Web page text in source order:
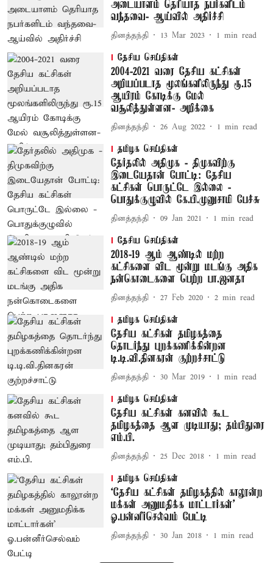
அடையாளம் தெரியாத நபர்களிடம்
வந்தவை- ஆய்வில் அதிர்ச்சி
தினத்தந்தி 13 Mar 2023 1 min read
தேசிய செய்திகள்
2004-2021 வரை தேசிய கட்சிகள்
அறியப்படாத மூலங்களிலிருந்து ரூ.15
ஆயிரம் கோடிக்கு மேல்
வசூலித்துள்ளன- அறிக்கை
தினத்தந்தி 26 Aug 2022 1 min read
தமிழக செய்திகள்
தேர்தலில் அதிமுக - திமுகவிற்கு
இடையேதான் போட்டி: தேசிய
கட்சிகள் பொருட்டே இல்லை -
பொதுக்குழுவில் கே.பி.முனுசாமி பேச்சு
தினத்தந்தி 09 Jan 2021 1 min read
தேசிய செய்திகள்
2018-19 ஆம் ஆண்டில் மற்ற
கட்சிகளை விட மூன்று மடங்கு அதிக
நன்கொடைகளை பெற்ற பா.ஜனதா
தினத்தந்தி 27 Feb 2020 2 min read
தமிழக செய்திகள்
தேசிய கட்சிகள் தமிழகத்தை
தொடர்ந்து புறக்கணிக்கின்றன
டி.டி.வி.தினகரன் குற்றச்சாட்டு
தினத்தந்தி 30 Mar 2019 1 min read
தமிழக செய்திகள்
தேசிய கட்சிகள் கனவில் கூட
தமிழகத்தை ஆள முடியாது; தம்பிதுரை
எம்.பி.
தினத்தந்தி 25 Dec 2018 1 min read
தமிழக செய்திகள்
‘தேசிய கட்சிகள் தமிழகத்தில் காலூன்ற
மக்கள் அனுமதிக்க மாட்டார்கள்’
ஓ.பன்னீர்செல்வம் பேட்டி
தினத்தந்தி 30 Jan 2018 1 min read